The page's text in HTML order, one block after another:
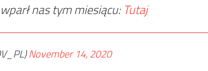
nas tym miesiącu: Tutaj
November 14, 2020